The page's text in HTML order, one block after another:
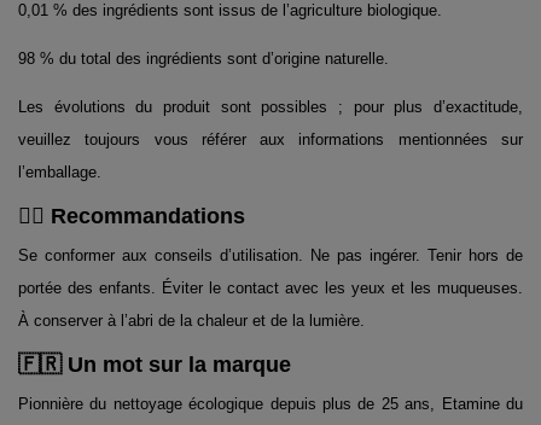
0,01 % des ingrédients sont issus de l’agriculture biologique.
98 % du total des ingrédients sont d’origine naturelle.
Les évolutions du produit sont possibles ; pour plus d’exactitude,
veuillez toujours vous référer aux informations mentionnées sur
l’emballage.
👨‍⚕️ Recommandations
Se conformer aux conseils d’utilisation. Ne pas ingérer. Tenir hors de
portée des enfants. Éviter le contact avec les yeux et les muqueuses.
À conserver à l’abri de la chaleur et de la lumière.
🇫🇷 Un mot sur la marque
Pionnière du nettoyage écologique depuis plus de 25 ans, Etamine du